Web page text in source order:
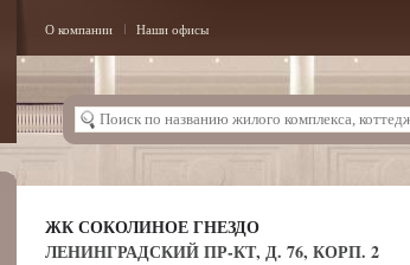
О компании Наши офисы
ЖК СОКОЛИНОЕ ГНЕЗДО
ЛЕНИНГРАДСКИЙ ПР-КТ, Д. 76, КОРП. 2